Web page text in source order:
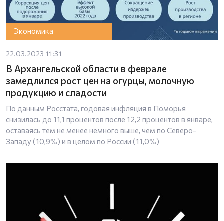
Экономика
22.03.2023 11:31
В Архангельской области в феврале
замедлился рост цен на огурцы, молочную
продукцию и сладости
По данным Росстата, годовая инфляция в Поморья
снизилась до 11,1 процентов после 12,2 процентов в январе,
оставаясь тем не менее немного выше, чем по Северо-
Западу (10,9%) и в целом по России (11,0%)